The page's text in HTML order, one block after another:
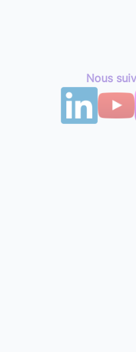
Nous